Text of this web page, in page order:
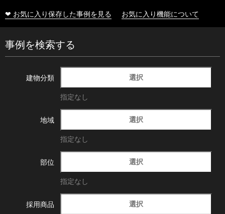
❤ お気に入り保存した事例を見る お気に入り機能について
事例を検索する
建物分類 選択
指定なし
地域 選択
指定なし
部位 選択
指定なし
採用商品 選択